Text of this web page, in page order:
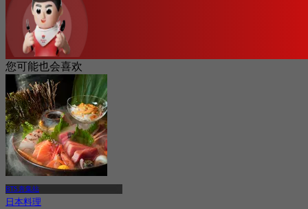
您可能也会喜欢
BTS 奔集站
日本料理